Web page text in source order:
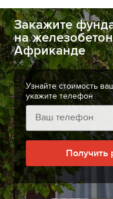
Закажите
на
Африканде
Узнайте стоимость
укажите телефон
Получить